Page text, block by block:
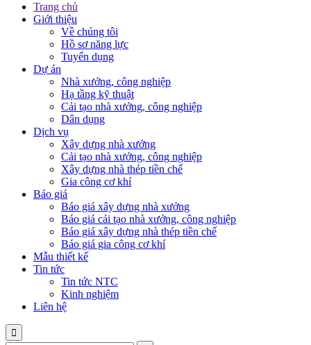
Trang chủ
Giới thiệu
Về chúng tôi
Hồ sơ năng lực
Tuyển dụng
Dự án
Nhà xưởng, công nghiệp
Hạ tầng kỹ thuật
Cải tạo nhà xưởng, công nghiệp
Dân dụng
Dịch vụ
Xây dựng nhà xưởng
Cải tạo nhà xưởng, công nghiệp
Xây dựng nhà thép tiền chế
Gia công cơ khí
Báo giá
Báo giá xây dựng nhà xưởng
Báo giá cải tạo nhà xưởng, công nghiệp
Báo giá xây dựng nhà thép tiền chế
Báo giá gia công cơ khí
Mẫu thiết kế
Tin tức
Tin tức NTC
Kinh nghiệm
Liên hệ